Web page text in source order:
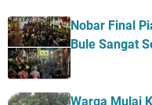
Nobar Final
Bule Sangat
Warga Mulai